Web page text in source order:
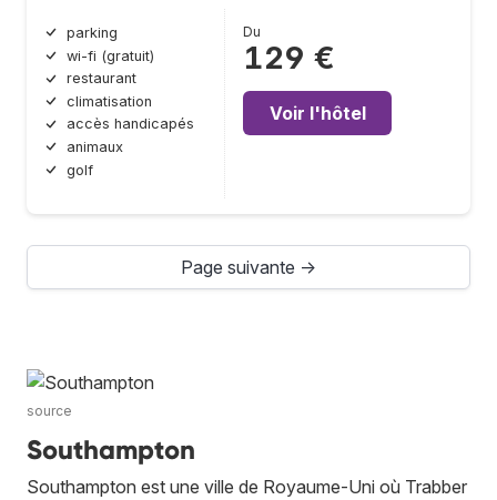
parking
wi-fi (gratuit)
restaurant
climatisation
accès handicapés
animaux
golf
Du
129 €
Voir l'hôtel
Page suivante →
source
Southampton
Southampton est une ville de Royaume-Uni où Trabber